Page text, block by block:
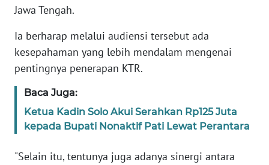
Jawa Tengah.
Ia berharap melalui audiensi tersebut ada
kesepahaman yang lebih mendalam mengenai
pentingnya penerapan KTR.
Baca Juga:
Ketua Kadin Solo Akui Serahkan Rp125 Juta
kepada Bupati Nonaktif Pati Lewat Perantara
"Selain itu, tentunya juga adanya sinergi antara
WN
WN
NTT
KEPRI